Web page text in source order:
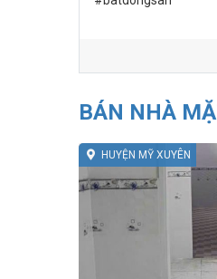
BÁN NHÀ
HUYỆN MỸ XUYÊN